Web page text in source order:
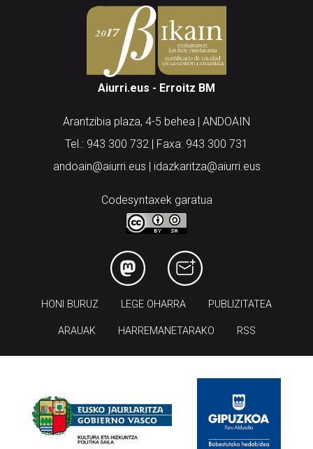
Aiurri.eus - Erroitz BM
Arantzibia plaza, 4-5 behea | ANDOAIN
Tel.: 943 300 732 | Faxa: 943 300 731
andoain@aiurri.eus | idazkaritza@aiurri.eus
Codesyntaxek garatua
HONI BURUZ LEGE OHARRA PUBLIZITATEA
ARAUAK HARREMANETARAKO RSS